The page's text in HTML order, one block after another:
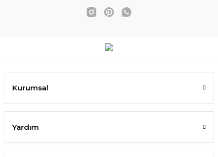
Kurumsal
Yardım